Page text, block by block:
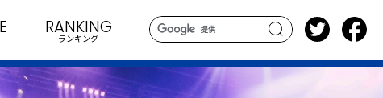
search
RANKING
ランキング